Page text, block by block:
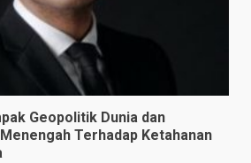
Geopolitik Dunia dan
Terhadap Ketahanan